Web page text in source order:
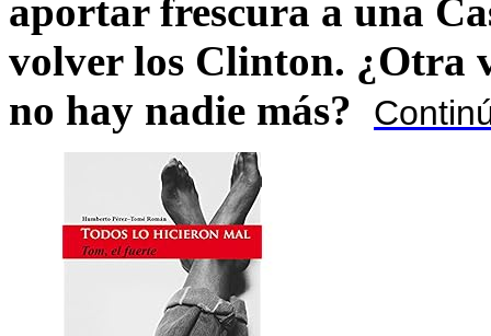
aportar frescura a una
volver los Clinton. ¿Otra
no hay nadie más?